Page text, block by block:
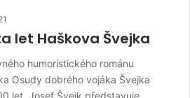
let Haškova Švejka
humoristického románu
Osudy dobrého vojáka Švejka